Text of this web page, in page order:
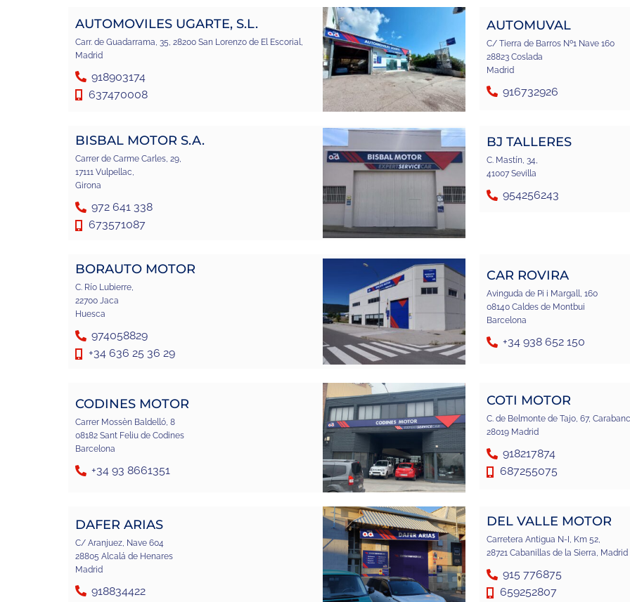
AUTOMOVILES UGARTE, S.L.
Carr. de Guadarrama, 35, 28200 San Lorenzo de El Escorial,
Madrid
918903174
637470008
AUTOMUVAL
C/ Tierra de Barros Nº1 Nave 160
28823 Coslada
Madrid
916732926
BISBAL MOTOR S.A.
Carrer de Carme Carles, 29,
17111 Vulpellac,
Girona
972 641 338
673571087
BJ TALLERES
C. Mastín, 34,
41007 Sevilla
954256243
BORAUTO MOTOR
C. Río Lubierre,
22700 Jaca
Huesca
974058829
+34 636 25 36 29
CAR ROVIRA
Avinguda de Pi i Margall, 160
08140 Caldes de Montbui
Barcelona
+34 938 652 150
CODINES MOTOR
Carrer Mossèn Baldelló, 8
08182 Sant Feliu de Codines
Barcelona
+34 93 8661351
COTI MOTOR
C. de Belmonte de Tajo, 67,
28019 Madrid
918217874
687255075
DAFER ARIAS
C/ Aranjuez, Nave 604
28805 Alcalá de Henares
Madrid
918834422
DEL VALLE MOTOR
Carretera Antigua N-I, Km 52,
28721 Cabanillas de la Sierra, Madrid
915 776875
659252807